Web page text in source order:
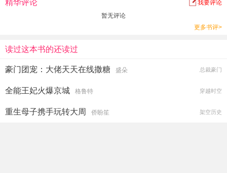
精华评论
我要评论
暂无评论
更多书评>
读过这本书的还读过
豪门团宠：大佬天天在线撒糖 盛朵 总裁豪门
全能王妃火爆京城 格鲁特 穿越时空
重生母子携手玩转大周 侨盼笙 架空历史